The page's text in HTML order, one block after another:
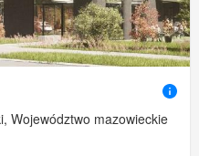
Województwo mazowieckie